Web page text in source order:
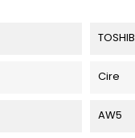
Cire
AW5